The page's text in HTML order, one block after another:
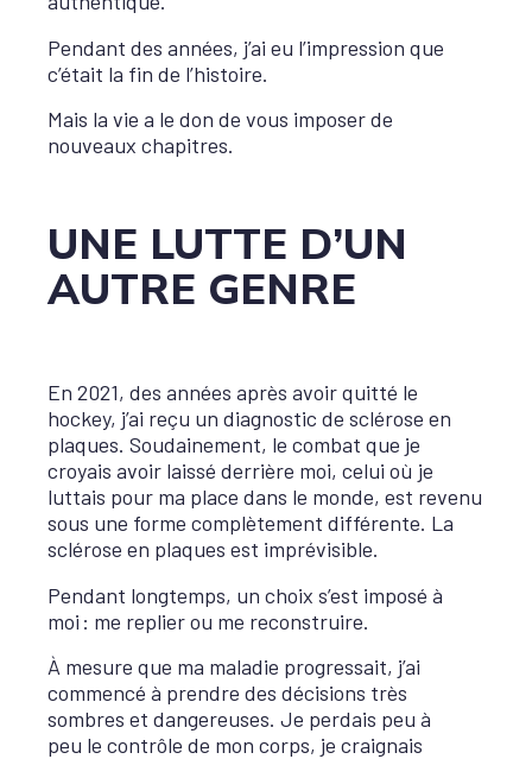
Pendant des années, j’ai eu l’impression que
c’était la fin de l’histoire.
Mais la vie a le don de vous imposer de
nouveaux chapitres.
UNE LUTTE D’UN
AUTRE GENRE
En 2021, des années après avoir quitté le
hockey, j’ai reçu un diagnostic de sclérose en
plaques. Soudainement, le combat que je
croyais avoir laissé derrière moi, celui où je
luttais pour ma place dans le monde, est revenu
sous une forme complètement différente. La
sclérose en plaques est imprévisible.
Pendant longtemps, un choix s’est imposé à
moi : me replier ou me reconstruire.
À mesure que ma maladie progressait, j’ai
commencé à prendre des décisions très
sombres et dangereuses. Je perdais peu à
peu le contrôle de mon corps, je craignais